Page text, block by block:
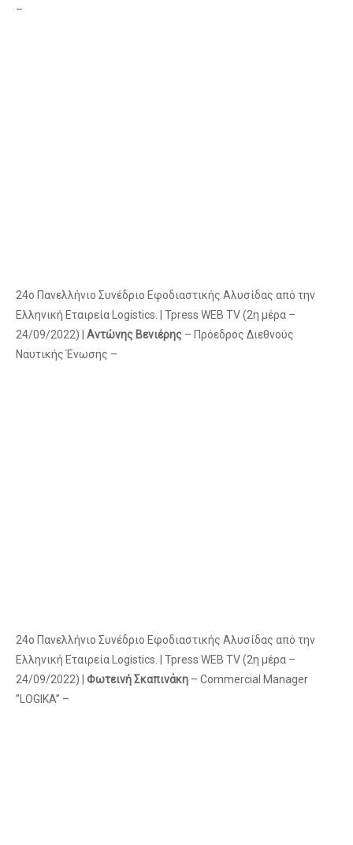
–
24ο Πανελλήνιο Συνέδριο Εφοδιαστικής Αλυσίδας από την
Ελληνική Εταιρεία Logistics. | Tpress WEB TV (2η μέρα –
24/09/2022) | Αντώνης Βενιέρης – Πρόεδρος Διεθνούς
Ναυτικής Ένωσης –
24ο Πανελλήνιο Συνέδριο Εφοδιαστικής Αλυσίδας από την
Ελληνική Εταιρεία Logistics. | Tpress WEB TV (2η μέρα –
24/09/2022) | Φωτεινή Σκαπινάκη – Commercial Manager
”LOGIKA” –